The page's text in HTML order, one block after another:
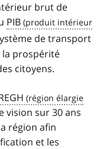
brut de
PIB
de transport
la prospérité
citoyens.
vision sur 30 ans
région afin
et les